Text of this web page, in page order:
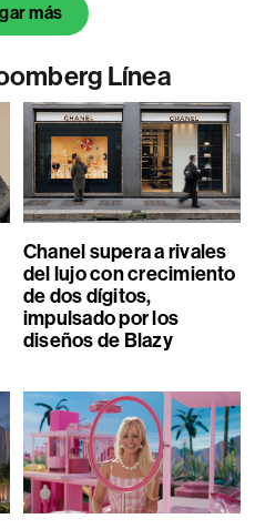
más
Línea
Chanel supera a rivales
del lujo con crecimiento
de dos dígitos,
impulsado por los
diseños de Blazy